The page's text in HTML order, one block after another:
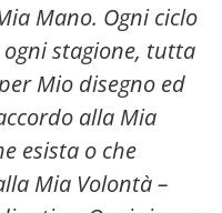
Mano. Ogni ciclo
stagione, tutta
Mio disegno ed
alla Mia
esista o che
Mia Volontà –